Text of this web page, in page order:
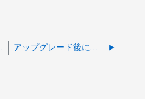
コード： 13005 アップグレード後に異なるストレージクラス間でTridentボリュームのクローン作成が失敗する